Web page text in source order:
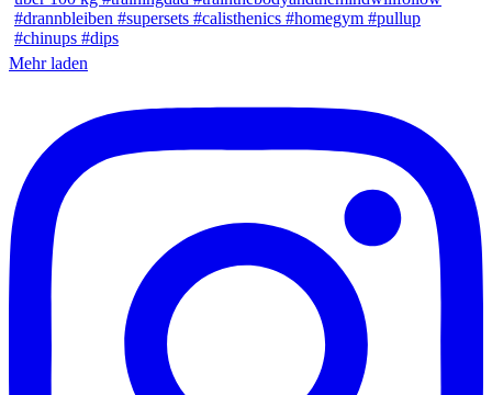
Mehr laden